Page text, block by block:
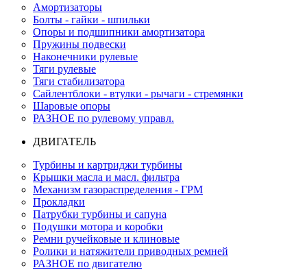
Амортизаторы
Болты - гайки - шпильки
Опоры и подшипники амортизатора
Пружины подвески
Наконечники рулевые
Тяги рулевые
Тяги стабилизатора
Сайлентблоки - втулки - рычаги - стремянки
Шаровые опоры
РАЗНОЕ по рулевому управл.
ДВИГАТЕЛЬ
Турбины и картриджи турбины
Крышки масла и масл. фильтра
Механизм газораспределения - ГРМ
Прокладки
Патрубки турбины и сапуна
Подушки мотора и коробки
Ремни ручейковые и клиновые
Ролики и натяжители приводных ремней
РАЗНОЕ по двигателю